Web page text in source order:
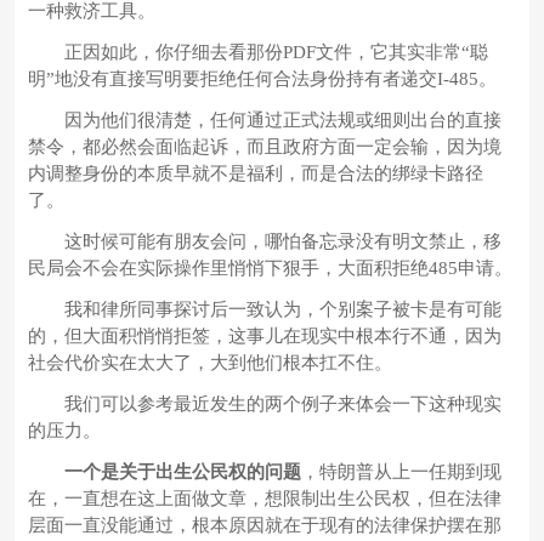
一种救济工具。
正因如此，你仔细去看那份PDF文件，它其实非常“聪
明”地没有直接写明要拒绝任何合法身份持有者递交I-485。
因为他们很清楚，任何通过正式法规或细则出台的直接
禁令，都必然会面临起诉，而且政府方面一定会输，因为境
内调整身份的本质早就不是福利，而是合法的绑绿卡路径
了。
这时候可能有朋友会问，哪怕备忘录没有明文禁止，移
民局会不会在实际操作里悄悄下狠手，大面积拒绝485申请。
我和律所同事探讨后一致认为，个别案子被卡是有可能
的，但大面积悄悄拒签，这事儿在现实中根本行不通，因为
社会代价实在太大了，大到他们根本扛不住。
我们可以参考最近发生的两个例子来体会一下这种现实
的压力。
一个是关于出生公民权的问题 ，特朗普从上一任期到现
在，一直想在这上面做文章，想限制出生公民权，但在法律
层面一直没能通过，根本原因就在于现有的法律保护摆在那